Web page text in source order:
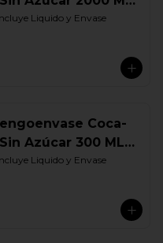
Liquido y Envase
Coca-
Azúcar 300 ML.
Liquido y Envase